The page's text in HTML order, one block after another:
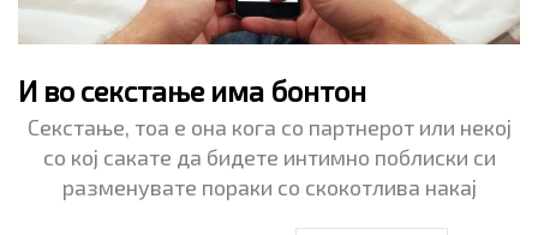
И во секстање има бонтон
Секстање, тоа е она кога со партнерот или некој
со кој сакате да бидете интимно поблиски си
разменувате пораки со скокотлива накај